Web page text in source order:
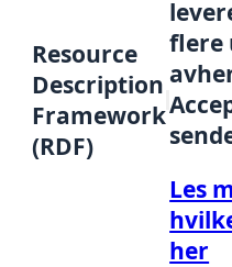
Resource
Description
Framework
(RDF)
flere
Les
her